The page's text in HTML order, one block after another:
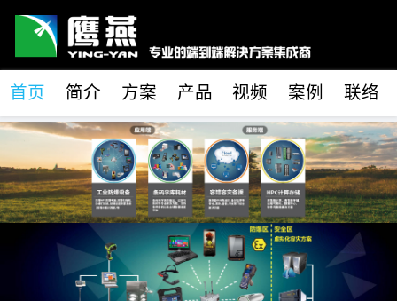
首页 简介 方案 产品 视频 案例 联络